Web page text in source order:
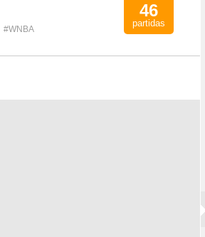
#WNBA
46
partidas